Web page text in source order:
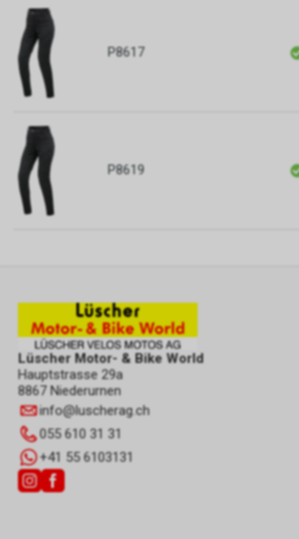
P8617
P8619
Lüscher Motor- & Bike World
Hauptstrasse 29a
8867 Niederurnen
info@luscherag.ch
055 610 31 31
+41 55 6103131